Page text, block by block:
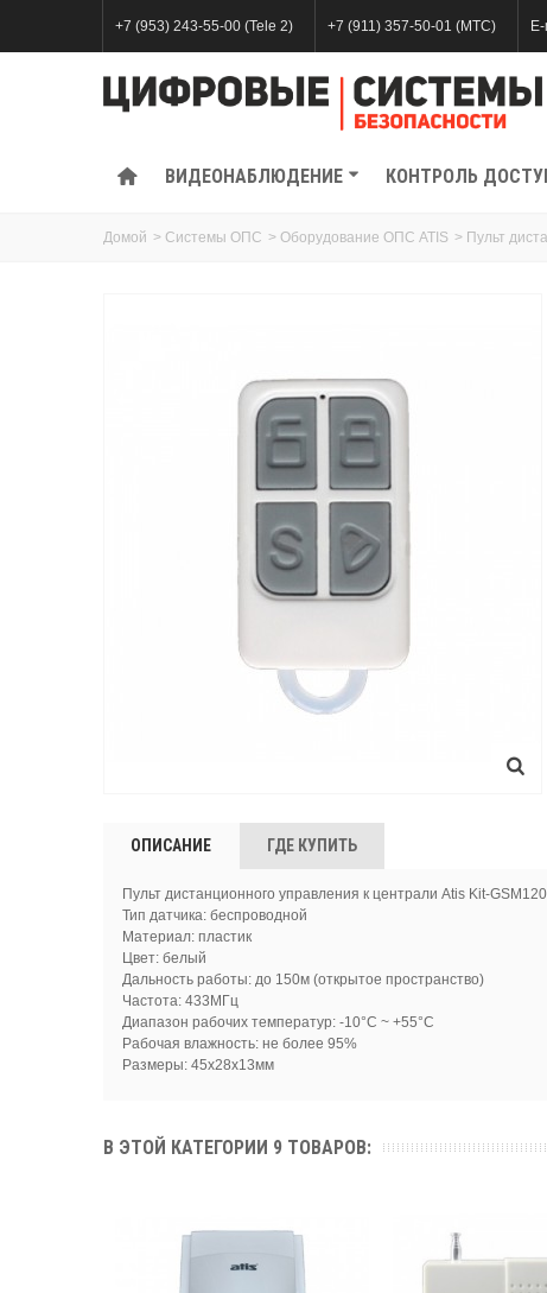
+7 (953) 243-55-00 (Tele 2) +7 (911) 357-50-01 (МТС)
ВИДЕОНАБЛЮДЕНИЕ КОНТРОЛЬ
Домой > Системы ОПС > Оборудование ОПС ATIS > Пульт
ОПИСАНИЕ ГДЕ КУПИТЬ
Пульт дистанционного управления к централи Atis Kit-GSM120
Тип датчика: беспроводной
Материал: пластик
Цвет: белый
Дальность работы: до 150м (открытое пространство)
Частота: 433МГц
Диапазон рабочих температур: -10°С ~ +55°С
Рабочая влажность: не более 95%
Размеры: 45x28х13мм
В ЭТОЙ КАТЕГОРИИ 9 ТОВАРОВ: